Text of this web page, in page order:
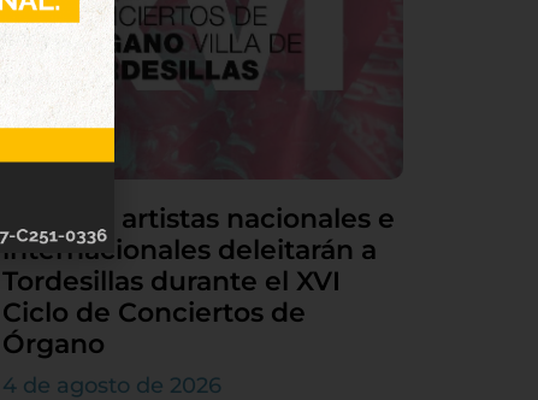
Grandes artistas nacionales e
internacionales deleitarán a
Tordesillas durante el XVI
Ciclo de Conciertos de
Órgano
4 de agosto de 2026